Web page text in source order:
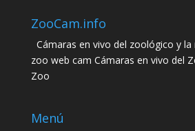
ZooCam.info
Cámaras en vivo del zoológico y la
zoo web cam Cámaras en vivo del
Zoo
Menú